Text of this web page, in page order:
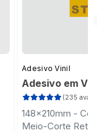
Adesivo Vinil
Adesivo em
(235
148x210mm -
Meio-Corte